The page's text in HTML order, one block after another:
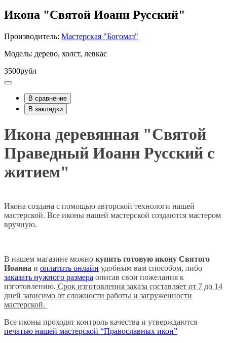
Икона "Святой Иоанн Русский"
Производитель: Мастерская "Богомаз"
Модель: дерево, холст, левкас
3500рубл
В сравнение
В закладки
Икона деревянная "Святой
Праведный Иоанн Русский с
житием"
Икона создана с помощью авторской технологи нашей
мастерской. Все иконы нашей мастерской создаются мастером
вручную.
В нашем магазине можно купить готовую икону Святого
Иоанна и оплатить онлайн удобным вам способом, либо
заказать нужного размера описав свои пожелания к
изготовлению. Срок изготовления заказа составляет от 7 до 14
дней зависимо от сложности работы и загруженности
мастерской.
Все иконы проходят контроль качества и утверждаются
печатью нашей мастерской “Православных икон”